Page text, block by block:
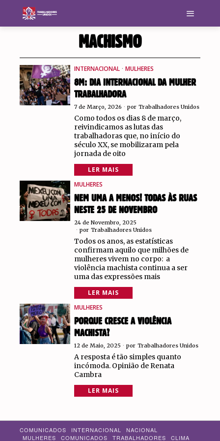
MACHISMO
INTERNACIONAL · MULHERES
8M: DIA INTERNACIONAL DA MULHER
TRABALHADORA
7 de Março, 2026 por Trabalhadores Unidos
Como todos os dias 8 de março,
reivindicamos as lutas das
trabalhadoras que, no início do
século XX, se mobilizaram pela
jornada de oito
LER MAIS
MULHERES
NEM UMA A MENOS! TODAS ÀS RUAS
NESTE 25 DE NOVEMBRO
24 de Novembro, 2025
por Trabalhadores Unidos
Todos os anos, as estatísticas
confirmam aquilo que milhões de
mulheres vivem no corpo: a
violência machista continua a ser
uma das expressões mais
LER MAIS
MULHERES
PORQUE CRESCE A VIOLÊNCIA
MACHISTA?
12 de Maio, 2025 por Trabalhadores Unidos
A resposta é tão simples quanto
incómoda. Opinião de Renata
Cambra
LER MAIS
COMUNICADOS INTERNACIONAL
NACIONAL
MULHERES
COMUNICADOS TRABALHADORES CLIMA